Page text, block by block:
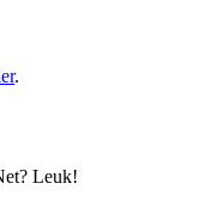
.
Leuk!